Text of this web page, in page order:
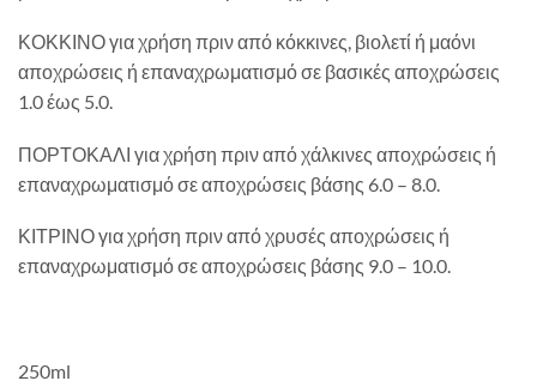
ΚΟΚΚΙΝΟ για χρήση πριν από κόκκινες, βιολετί ή μαόνι
αποχρώσεις ή επαναχρωματισμό σε βασικές αποχρώσεις
1.0 έως 5.0.
ΠΟΡΤΟΚΑΛΙ για χρήση πριν από χάλκινες αποχρώσεις ή
επαναχρωματισμό σε αποχρώσεις βάσης 6.0 – 8.0.
ΚΙΤΡΙΝΟ για χρήση πριν από χρυσές αποχρώσεις ή
επαναχρωματισμό σε αποχρώσεις βάσης 9.0 – 10.0.
250ml